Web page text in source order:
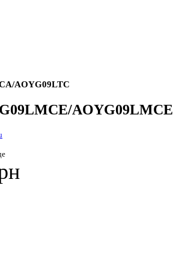
AOYG09LTC
AOYG09LMCE